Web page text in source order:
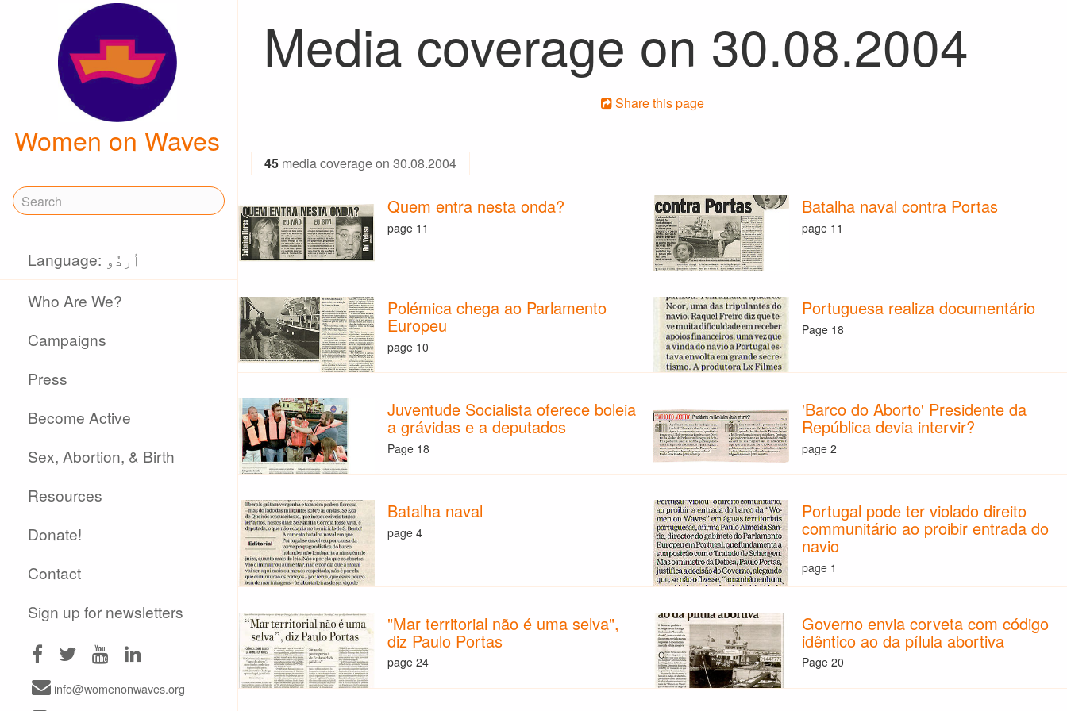
Women on Waves
Language: اُردُو
Who Are We?
Campaigns
Press
Become Active
Sex, Abortion, & Birth
Resources
Donate!
Contact
Sign up for newsletters
info@womenonwaves.org
Media coverage on 30.08.2004
Share this page
45 media coverage on 30.08.2004
Quem entra nesta onda?
page 11
Batalha naval contra Portas
page 11
Polémica chega ao Parlamento
Europeu
page 10
Portuguesa realiza documentário
Page 18
Juventude Socialista oferece boleia
a grávidas e a deputados
Page 18
'Barco do Aborto' Presidente da
República devia intervir?
page 2
Batalha naval
page 4
Portugal pode ter violado direito
communitário ao proibir entrada do
navio
page 1
"Mar territorial não é uma selva",
diz Paulo Portas
page 24
Governo envia corveta com código
idêntico ao da pílula abortiva
Page 20